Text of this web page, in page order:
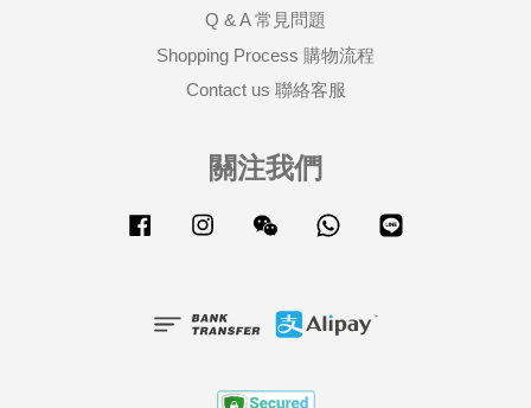
Q & A 常見問題
Shopping Process 購物流程
Contact us 聯絡客服
關注我們
Facebook Instagram Wechat Whatsapp